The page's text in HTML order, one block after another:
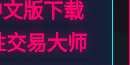
版下载
交易大师